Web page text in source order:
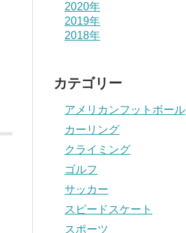
2020年
2019年
2018年
カテゴリー
アメリカンフットボール
カーリング
クライミング
ゴルフ
サッカー
スピードスケート
スポーツ